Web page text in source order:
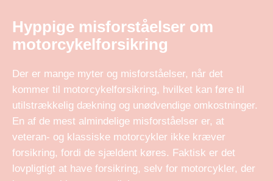
Hyppige misforståelser om
motorcykelforsikring
Der er mange myter og misforståelser, når det
kommer til motorcykelforsikring, hvilket kan føre til
utilstrækkelig dækning og unødvendige omkostninger.
En af de mest almindelige misforståelser er, at
veteran- og klassiske motorcykler ikke kræver
forsikring, fordi de sjældent køres. Faktisk er det
lovpligtigt at have forsikring, selv for motorcykler, der